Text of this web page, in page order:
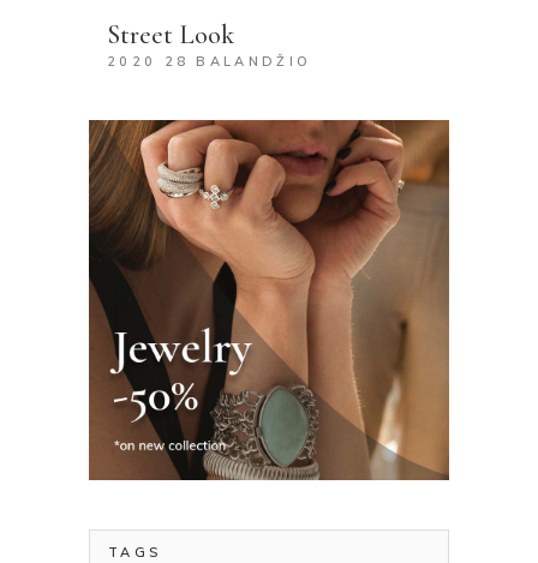
Street Look
2020 28 BALANDŽIO
TAGS